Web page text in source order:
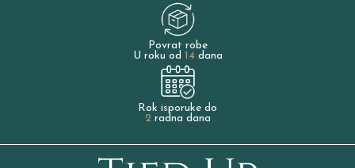
Povrat robe
U roku od 14dana
Rok isporuke do
2radna dana